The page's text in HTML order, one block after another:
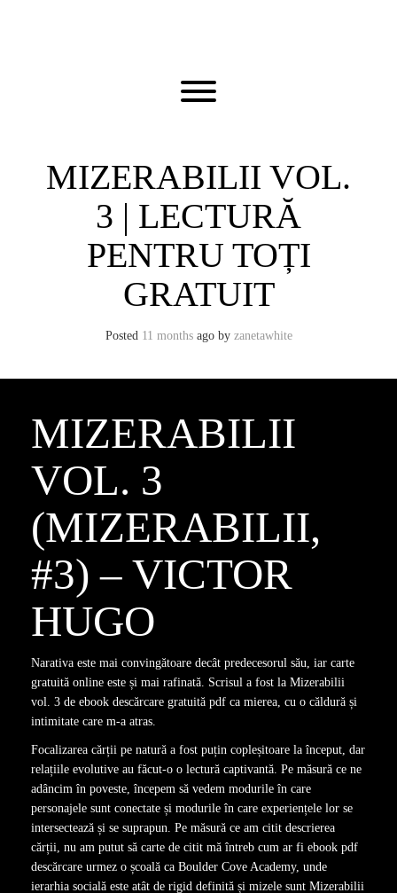
Toggle menu visibility.
MIZERABILII VOL.
3 | LECTURĂ
PENTRU TOȚI
GRATUIT
Posted 11 monthsago by zanetawhite
MIZERABILII
VOL. 3
(MIZERABILII,
#3) – VICTOR
HUGO
Narativa este mai convingătoare decât predecesorul său, iar carte
gratuită online este și mai rafinată. Scrisul a fost la Mizerabilii
vol. 3 de ebook descărcare gratuită pdf ca mierea, cu o căldură și
intimitate care m-a atras.
Focalizarea cărții pe natură a fost puțin copleșitoare la început, dar
relațiile evolutive au făcut-o o lectură captivantă. Pe măsură ce ne
adâncim în poveste, începem să vedem modurile în care
personajele sunt conectate și modurile în care experiențele lor se
intersectează și se suprapun. Pe măsură ce am citit descrierea
cărții, nu am putut să carte de citit mă întreb cum ar fi ebook pdf
descărcare urmez o școală ca Boulder Cove Academy, unde
ierarhia socială este atât de rigid definită și mizele sunt Mizerabilii